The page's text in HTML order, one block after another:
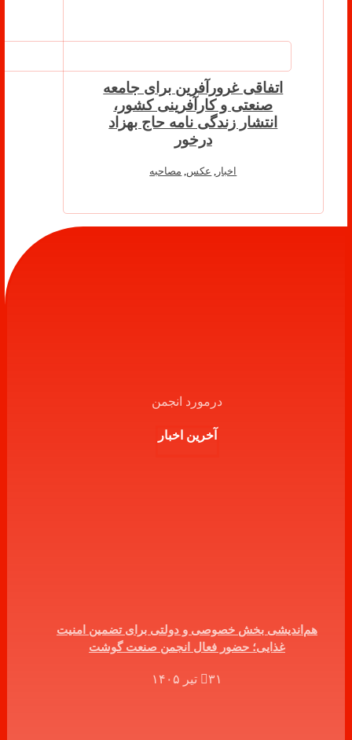
اتفاقی غرورآفرین برای جامعه
صنعتی و کارآفرینی کشور،
انتشار زندگی نامه حاج بهزاد
درخور
اخبار , عکس, مصاحبه
درمورد انجمن
آخرین اخبار
هم‌اندیشی بخش خصوصی و دولتی برای تضمین امنیت
غذایی؛ حضور فعال انجمن صنعت گوشت
۳۱ تیر ۱۴۰۵